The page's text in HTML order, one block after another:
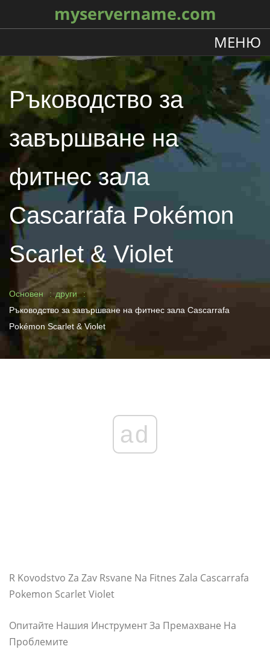
myservername.com
МЕНЮ
Ръководство за
завършване на
фитнес зала
Cascarrafa Pokémon
Scarlet & Violet
Основен
други
Ръководство за завършване на фитнес зала Cascarrafa
Pokémon Scarlet & Violet
ad
R Kovodstvo Za Zav Rsvane Na Fitnes Zala Cascarrafa
Pokemon Scarlet Violet
Опитайте Нашия Инструмент За Премахване На
Проблемите